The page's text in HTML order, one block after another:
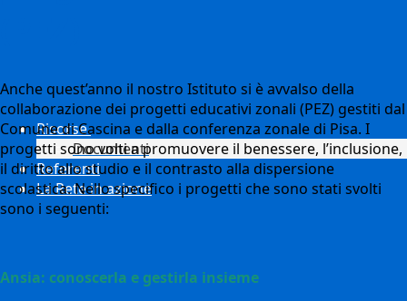
Risorse
Documenti
Referenti
La Rete in azione
Anche quest’anno il nostro Istituto si è avvalso della
collaborazione dei progetti educativi zonali (PEZ) gestiti dal
Comune di Cascina e dalla conferenza zonale di Pisa. I
progetti sono volti a promuovere il benessere, l’inclusione,
il diritto allo studio e il contrasto alla dispersione
scolastica. Nello specifico i progetti che sono stati svolti
sono i seguenti:
Ansia: conoscerla e gestirla insieme